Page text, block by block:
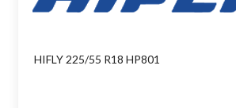
HIFLY 225/55 R18 HP801